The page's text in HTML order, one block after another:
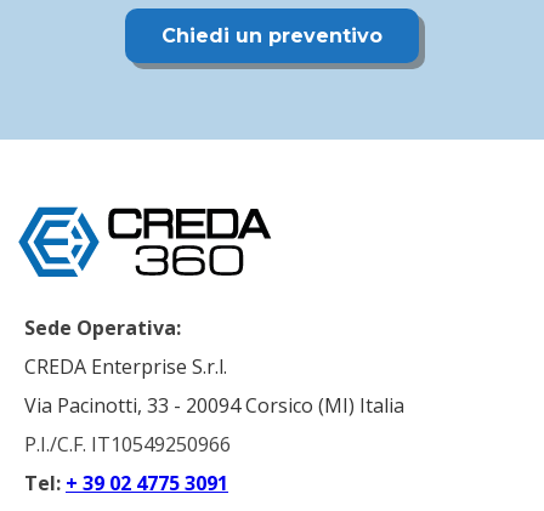
Chiedi un preventivo
Sede Operativa:
CREDA Enterprise S.r.l.
Via Pacinotti, 33 - 20094 Corsico (MI) Italia
P.I./C.F. IT10549250966
Tel: + 39 02 4775 3091